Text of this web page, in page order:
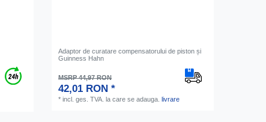
Adaptor de curatare compensatorului de piston și
Guinness Hahn
MSRP 44,97 RON
42,01 RON *
*incl. ges. TVA. la care se adauga. livrare